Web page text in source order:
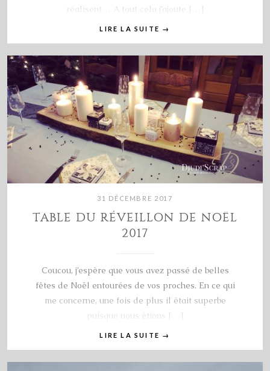
réalisent… A tout cela j’ajoute […]
LIRE LA SUITE →
31 DÉCEMBRE 2017
TABLE DU RÉVEILLON DE NOËL
2017
Coucou, j’espère que vous avez passé de belles
fêtes de Noël entourées de vos proches. En ce qui
me concerne, une fois de plus il était superbe
puisque nous étions […]
LIRE LA SUITE →